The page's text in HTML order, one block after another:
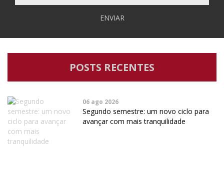
ENVIAR
POSTS RECENTES
06 ago 2026
Segundo semestre: um novo ciclo para
avançar com mais tranquilidade